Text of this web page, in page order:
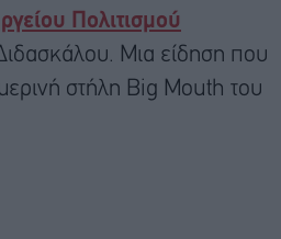
Πολιτισμού
Μια είδηση που
στήλη Big Mouth του